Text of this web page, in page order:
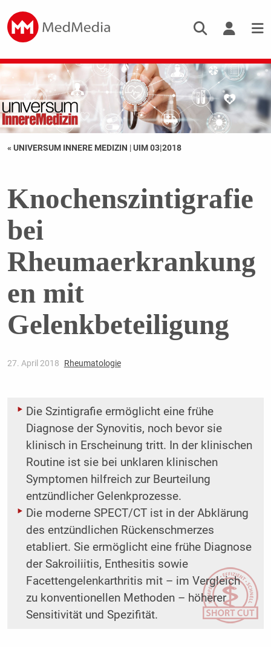
« UNIVERSUM INNERE MEDIZIN |UIM 03|2018
Knochenszintigrafie
bei
Rheumaerkrankung
en mit
Gelenkbeteiligung
27. April 2018 Rheumatologie
Die Szintigrafie ermöglicht eine frühe
Diagnose der Synovitis, noch bevor sie
klinisch in Erscheinung tritt. In der klinischen
Routine ist sie bei unklaren klinischen
Symptomen hilfreich zur Beurteilung
entzündlicher Gelenkprozesse.
Die moderne SPECT/CT ist in der Abklärung
des entzündlichen Rückenschmerzes
etabliert. Sie ermöglicht eine frühe Diagnose
der Sakroiliitis, Enthesitis sowie
Facettengelenkarthritis mit – im Vergleich
zu konventionellen Methoden – höherer
Sensitivität und Spezifität.